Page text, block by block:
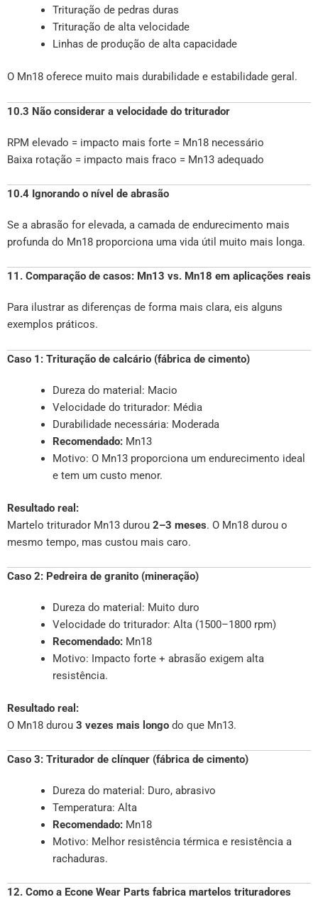
Trituração de pedras duras
Trituração de alta velocidade
Linhas de produção de alta capacidade
O Mn18 oferece muito mais durabilidade e estabilidade geral.
10.3 Não considerar a velocidade do triturador
RPM elevado = impacto mais forte = Mn18 necessário
Baixa rotação = impacto mais fraco = Mn13 adequado
10.4 Ignorando o nível de abrasão
Se a abrasão for elevada, a camada de endurecimento mais
profunda do Mn18 proporciona uma vida útil muito mais longa.
11. Comparação de casos: Mn13 vs. Mn18 em aplicações reais
Para ilustrar as diferenças de forma mais clara, eis alguns
exemplos práticos.
Caso 1: Trituração de calcário (fábrica de cimento)
Dureza do material: Macio
Velocidade do triturador: Média
Durabilidade necessária: Moderada
Recomendado:Mn13
Motivo: O Mn13 proporciona um endurecimento ideal
e tem um custo menor.
Resultado real:
Martelo triturador Mn13 durou 2–3 meses. O Mn18 durou o
mesmo tempo, mas custou mais caro.
Caso 2: Pedreira de granito (mineração)
Dureza do material: Muito duro
Velocidade do triturador: Alta (1500–1800 rpm)
Recomendado:Mn18
Motivo: Impacto forte + abrasão exigem alta
resistência.
Resultado real:
O Mn18 durou 3 vezes mais longo do que Mn13.
Caso 3: Triturador de clínquer (fábrica de cimento)
Dureza do material: Duro, abrasivo
Temperatura: Alta
Recomendado:Mn18
Motivo: Melhor resistência térmica e resistência a
rachaduras.
12. Como a Econe Wear Parts fabrica martelos trituradores